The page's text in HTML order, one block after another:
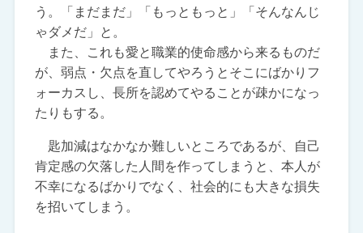
う。「まだまだ」「もっともっと」「そんなんじ
ゃダメだ」と。
また、これも愛と職業的使命感から来るものだ
が、弱点・欠点を直してやろうとそこにばかりフ
ォーカスし、長所を認めてやることが疎かになっ
たりもする。
匙加減はなかなか難しいところであるが、自己
肯定感の欠落した人間を作ってしまうと、本人が
不幸になるばかりでなく、社会的にも大きな損失
を招いてしまう。